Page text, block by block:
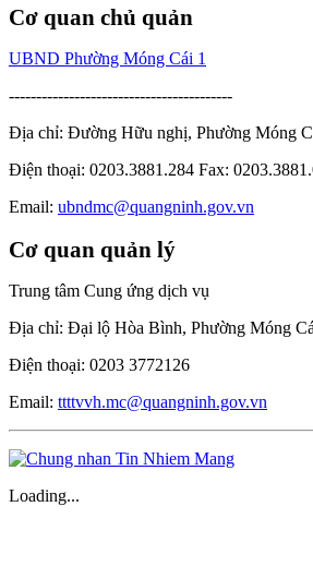
Cơ quan chủ quản
UBND Phường Móng Cái 1
-----------------------------------------
Địa chỉ: Đường Hữu nghị, Phường Móng
Điện thoại: 0203.3881.284 Fax:
Email: ubndmc@quangninh.gov.vn
Cơ quan quản lý
Trung tâm Cung ứng dịch vụ
Địa chỉ: Đại lộ Hòa Bình, Phường Móng
Điện thoại: 0203 3772126
Email: ttttvvh.mc@quangninh.gov.vn
Loading...